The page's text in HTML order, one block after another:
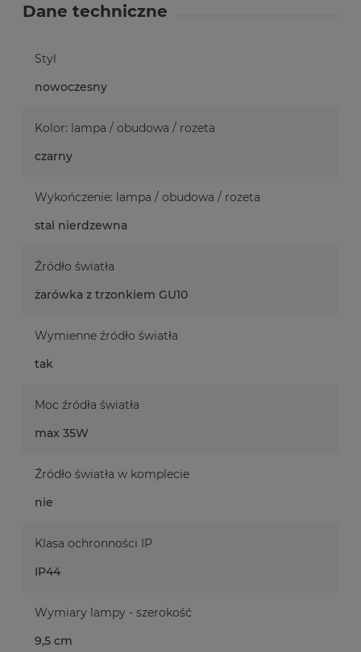
Dane techniczne
Styl
nowoczesny
Kolor: lampa / obudowa / rozeta
czarny
Wykończenie: lampa / obudowa / rozeta
stal nierdzewna
Źródło światła
żarówka z trzonkiem GU10
Wymienne źródło światła
tak
Moc źródła światła
max 35W
Źródło światła w komplecie
nie
Klasa ochronności IP
IP44
Wymiary lampy - szerokość
9,5 cm